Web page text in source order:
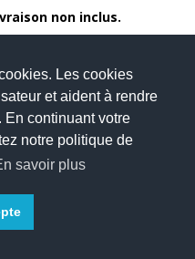
Les cookies
et aident à rendre
En continuant votre
notre politique de
savoir plus
non inclus.